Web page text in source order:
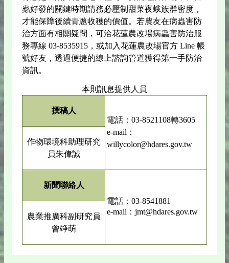
蟲好發的關鍵時期請務必壓制甜菜夜蛾族群密度，
才能保障後續青蔥收穫的價值。若農友在病蟲害防
治方面有相關疑問，可洽花蓮農改場病蟲害防治服
務專線 03-8535915，或加入花蓮農改場官方 Line 帳
號好友，透過便捷的線上諮詢管道獲得第一手防治
資訊。
本則訊息提供人員
撰稿人
電話：03-8521108轉3605
e-mail：
willycolor@hdares.gov.tw
作物環境科助理研究
員朱偉誠
新聞聯絡人
電話：03-8541881
e-mail：jmt@hdares.gov.tw
農業推廣科副研究員
曾竫萌